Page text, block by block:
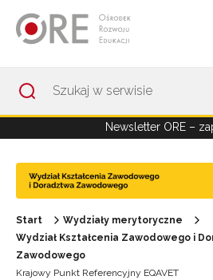
Newsletter ORE –
Start
Wydziały merytoryczne
Wydział Kształcenia Zawodowego i
Zawodowego
Krajowy Punkt Referencyjny EQAVET